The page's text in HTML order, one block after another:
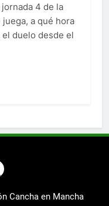
4 de la
juega, a qué hora
el duelo desde el
Cancha en Mancha